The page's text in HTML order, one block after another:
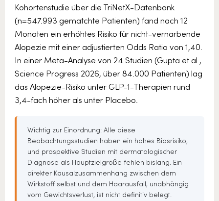
Kohortenstudie über die TriNetX-Datenbank
(n=547.993 gematchte Patienten) fand nach 12
Monaten ein erhöhtes Risiko für nicht-vernarbende
Alopezie mit einer adjustierten Odds Ratio von 1,40.
In einer Meta-Analyse von 24 Studien (Gupta et al.,
Science Progress 2026, über 84.000 Patienten) lag
das Alopezie-Risiko unter GLP-1-Therapien rund
3,4-fach höher als unter Placebo.
Wichtig zur Einordnung: Alle diese
Beobachtungsstudien haben ein hohes Biasrisiko,
und prospektive Studien mit dermatologischer
Diagnose als Hauptzielgröße fehlen bislang. Ein
direkter Kausalzusammenhang zwischen dem
Wirkstoff selbst und dem Haarausfall, unabhängig
vom Gewichtsverlust, ist nicht definitiv belegt.